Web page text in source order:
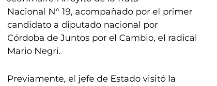
Nacional N° 19, acompañado por el primer
candidato a diputado nacional por
Córdoba de Juntos por el Cambio, el radical
Mario Negri.
Previamente, el jefe de Estado visitó la